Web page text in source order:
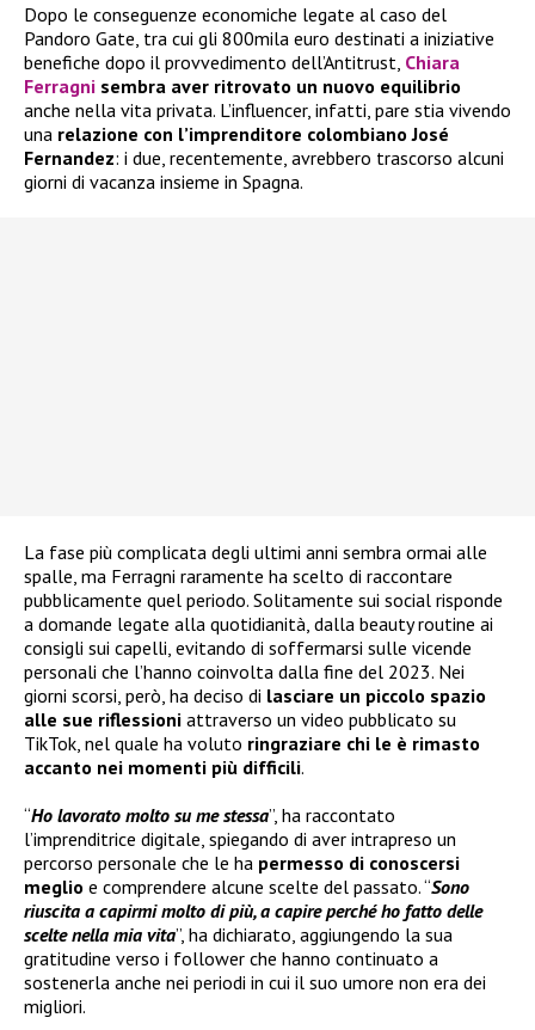
Dopo le conseguenze economiche legate al caso del
Pandoro Gate, tra cui gli 800mila euro destinati a iniziative
benefiche dopo il provvedimento dell’Antitrust, Chiara
Ferragni sembra aver ritrovato un nuovo equilibrio
anche nella vita privata. L’influencer, infatti, pare stia vivendo
una relazione con l’imprenditore colombiano José
Fernandez: i due, recentemente, avrebbero trascorso alcuni
giorni di vacanza insieme in Spagna.
La fase più complicata degli ultimi anni sembra ormai alle
spalle, ma Ferragni raramente ha scelto di raccontare
pubblicamente quel periodo. Solitamente sui social risponde
a domande legate alla quotidianità, dalla beauty routine ai
consigli sui capelli, evitando di soffermarsi sulle vicende
personali che l’hanno coinvolta dalla fine del 2023. Nei
giorni scorsi, però, ha deciso di lasciare un piccolo spazio
alle sue riflessioni attraverso un video pubblicato su
TikTok, nel quale ha voluto ringraziare chi le è rimasto
accanto nei momenti più difficili.
“Ho lavorato molto su me stessa”, ha raccontato
l’imprenditrice digitale, spiegando di aver intrapreso un
percorso personale che le ha permesso di conoscersi
meglio e comprendere alcune scelte del passato. “Sono
riuscita a capirmi molto di più, a capire perché ho fatto delle
scelte nella mia vita”, ha dichiarato, aggiungendo la sua
gratitudine verso i follower che hanno continuato a
sostenerla anche nei periodi in cui il suo umore non era dei
migliori.